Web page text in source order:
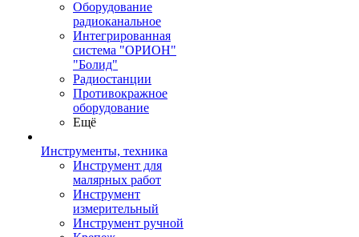
Оборудование
радиоканальное
Интегрированная
система "ОРИОН"
"Болид"
Радиостанции
Противокражное
оборудование
Ещё
Инструменты, техника
Инструмент для
малярных работ
Инструмент
измерительный
Инструмент ручной